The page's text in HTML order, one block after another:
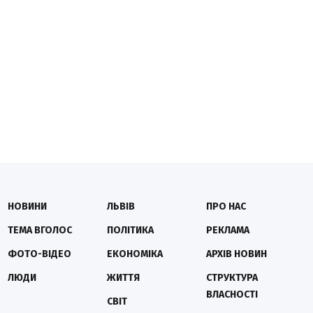
НОВИНИ
ТЕМА ВГОЛОС
ФОТО-ВІДЕО
ЛЮДИ
ЛЬВІВ
ПОЛІТИКА
ЕКОНОМІКА
ЖИТТЯ
СВІТ
ПРО НАС
РЕКЛАМА
АРХІВ НОВИН
СТРУКТУРА
ВЛАСНОСТІ